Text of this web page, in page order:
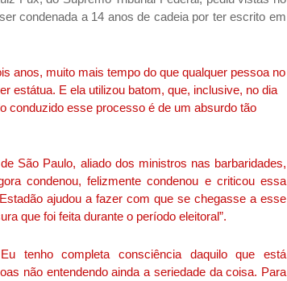
condenada a 14 anos de cadeia por ter escrito em
anos, muito mais tempo do que qualquer pessoa no
estátua. E ela utilizou batom, que, inclusive, no dia
conduzido esse processo é de um absurdo tão
São Paulo, aliado dos ministros nas barbaridades,
condenou, felizmente condenou e criticou essa
ajudou a fazer com que se chegasse a esse
que foi feita durante o período eleitoral”.
tenho completa consciência daquilo que está
não entendendo ainda a seriedade da coisa. Para